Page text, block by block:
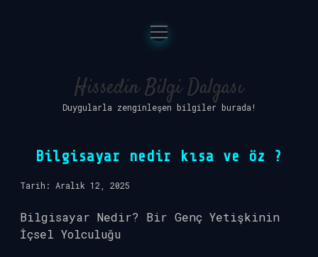
Anasayfa
Gizlilik Politikası
Yasal Uyarı
Hakkımızda
menüyü
aç
Hissedin Bilgi Dalgası
Duygularla zenginleşen bilgiler burada!
Bilgisayar nedir kısa ve öz ?
Tarih: Aralık 12, 2025
Bilgisayar Nedir? Bir Genç Yetişkinin
İçsel Yolculuğu